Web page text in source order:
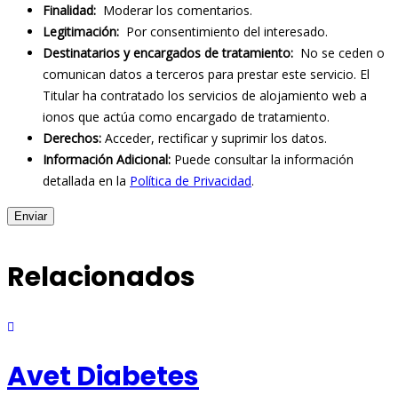
Finalidad: Moderar los comentarios.
Legitimación: Por consentimiento del interesado.
Destinatarios y encargados de tratamiento: No se ceden o
comunican datos a terceros para prestar este servicio. El
Titular ha contratado los servicios de alojamiento web a
ionos que actúa como encargado de tratamiento.
Derechos: Acceder, rectificar y suprimir los datos.
Información Adicional: Puede consultar la información
detallada en la Política de Privacidad.
Relacionados
Avet Diabetes